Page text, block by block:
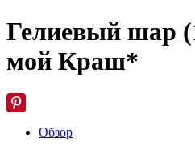
Гелиевый шар
мой Краш*
Обзор